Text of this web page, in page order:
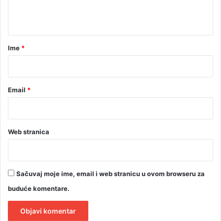
rIme *
Email *
Web stranica
Sačuvaj moje ime, email i web stranicu u ovom browseru za
buduće komentare.